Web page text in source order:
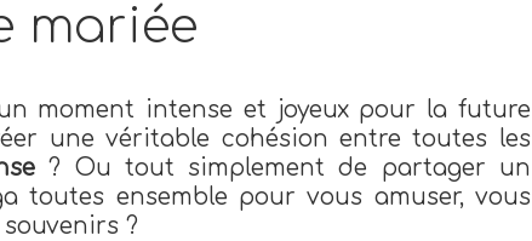
mariée
moment intense et joyeux pour la future
une véritable cohésion entre toutes les
? Ou tout simplement de partager un
toutes ensemble pour vous amuser, vous
?